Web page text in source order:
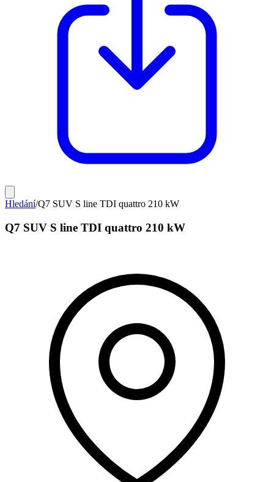
Hledání/Q7 SUV S line TDI quattro 210 kW
Q7 SUV S line TDI quattro 210 kW